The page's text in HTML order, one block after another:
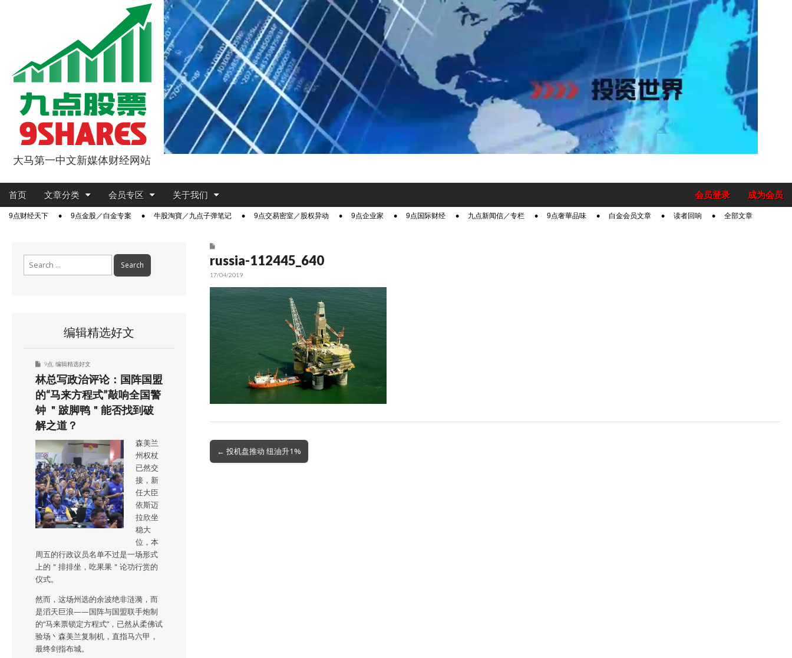
9点股票
大马第一中文新媒体财经网站
Main
Skip
content
首页 文章分类 会员专区 关于我们 成为会员
会员登录
Sub9点财经天下 9点金股／白金专案 牛股淘寶／九点子弹笔记 9点交易密室／股权异动 9点企业家 9点国际财经 九点新闻信／专栏 9点奢華品味 白金会员文章 读者回响 全部文章
russia-112445_640
17/04/2019
Post
navigation
← 投机盘推动 纽油升1%
编辑精选好文
9点 编辑精选好文
林总写政治评论：国阵国盟
的“马来方程式”敲响全国警
钟 ＂跛脚鸭＂能否找到破
解之道？
森美兰
州权杖
已然交
接，新
任大臣
依斯迈
拉欣坐
稳大
位，本
周五的行政议员名单不过是一场形式
上的＂排排坐，吃果果＂论功行赏的
仪式。
然而，这场州选的余波绝非涟漪，而
是滔天巨浪——国阵与国盟联手炮制
的“马来票锁定方程式”，已然从柔佛试
验场丶森美兰复制机，直指马六甲，
最终剑指布城。